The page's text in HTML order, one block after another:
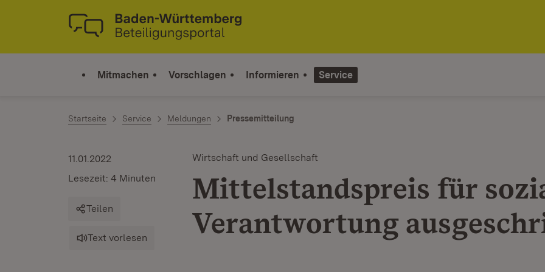
Zum Inhalt springen
Link zur Startseite
Mitmachen Vorschlagen Informieren Service
Startseite Service Meldungen Pressemitteilung
Wirtschaft und Gesellschaft
Mittelstandspreis für
Verantwortung
11.01.2022
Lesezeit: 4 Minuten
Teilen
Text vorlesen